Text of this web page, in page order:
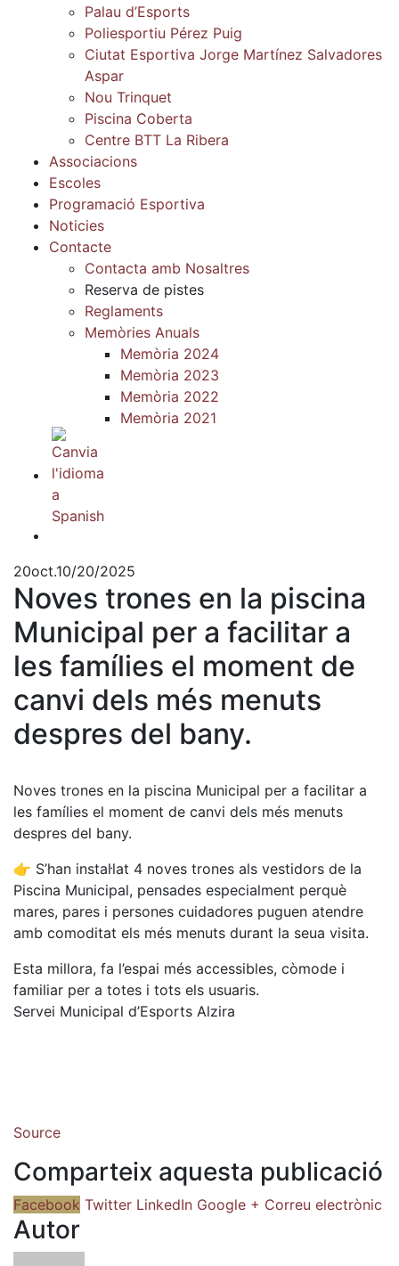
Palau d’Esports
Poliesportiu Pérez Puig
Ciutat Esportiva Jorge Martínez Salvadores
Aspar
Nou Trinquet
Piscina Coberta
Centre BTT La Ribera
Associacions
Escoles
Programació Esportiva
Noticies
Contacte
Contacta amb Nosaltres
Reserva de pistes
Reglaments
Memòries Anuals
Memòria 2024
Memòria 2023
Memòria 2022
Memòria 2021
20oct.10/20/2025
Noves trones en la piscina
Municipal per a facilitar a
les famílies el moment de
canvi dels més menuts
despres del bany.
Noves trones en la piscina Municipal per a facilitar a
les famílies el moment de canvi dels més menuts
despres del bany.
👉 S’han instal·lat 4 noves trones als vestidors de la
Piscina Municipal, pensades especialment perquè
mares, pares i persones cuidadores puguen atendre
amb comoditat els més menuts durant la seua visita.
Esta millora, fa l’espai més accessibles, còmode i
familiar per a totes i tots els usuaris.
Servei Municipal d’Esports Alzira
Source
Comparteix aquesta publicació
Facebook Twitter LinkedIn Google + Correu electrònic
Autor